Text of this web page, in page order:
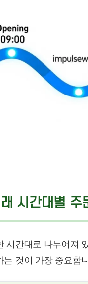
시간대별 주
시간대로 나누어져
는 것이 가장 중요합